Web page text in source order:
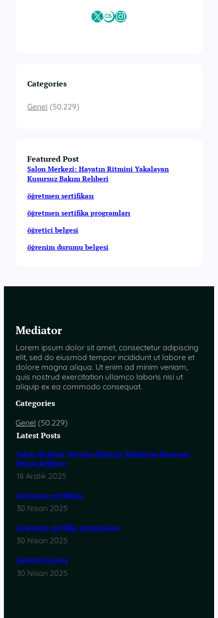
e
r
e
r
X Last.fmInstagram
Categories
Genel (50.229)
Featured Post
Salon Merkezi: Hayatın Ritmini Yakalayan
Kusursuz Bakım Rehberi
öğretmen sertifikası
öğretmen sertifika programları
öğretici belgesi
öğrenim durumu belgesi
Mediator
Lorem ipsum dolor sit amet, consectetur adipiscing
elit, sed do eiusmod tempor incididunt ut labore et
dolore magna aliqua. Ut enim ad minim veniam,
quis nostrud exercitation ullamco laboris nisi ut
aliquip ex ea commodo consequat.
Categories
Genel (50.229)
Latest Posts
Salon Merkezi: Hayatın Ritmini Yakalayan Kusursuz
Bakım Rehberi
18 Aralık 2025
öğretmen sertifikası
30 Nisan 2025
öğretmen sertifika programları
30 Nisan 2025
öğretici belgesi
30 Nisan 2025